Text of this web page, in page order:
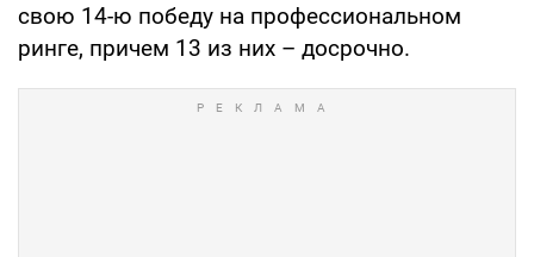
свою 14-ю победу на профессиональном
ринге, причем 13 из них – досрочно.